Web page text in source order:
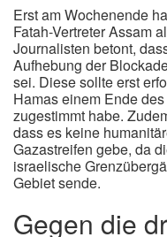
Erst am Wochenende
Fatah-Vertreter Assam
Journalisten betont,
Aufhebung der
sei. Diese sollte erst
Hamas einem Ende
zugestimmt habe.
dass es keine
Gazastreifen gebe, da
israelische
Gebiet sende.
Gegen die